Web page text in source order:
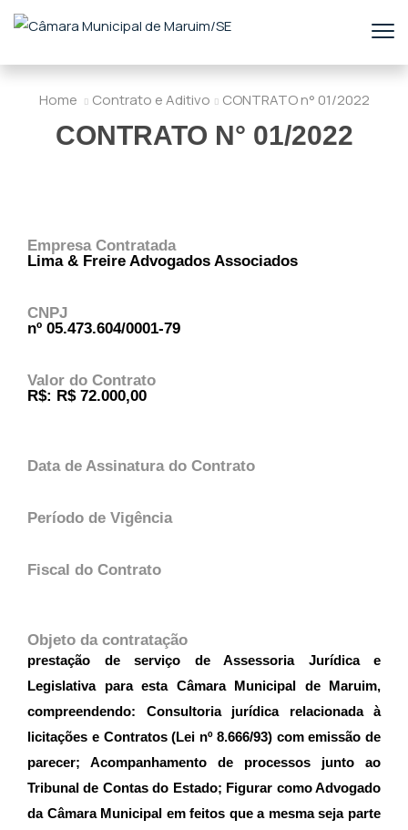
Home Contrato e Aditivo CONTRATO n° 01/2022
CONTRATO N° 01/2022
Empresa Contratada
Lima & Freire Advogados Associados
CNPJ
nº 05.473.604/0001-79
Valor do Contrato
R$: R$ 72.000,00
Data de Assinatura do Contrato
Período de Vigência
Fiscal do Contrato
Objeto da contratação
prestação de serviço de Assessoria Jurídica e
Legislativa para esta Câmara Municipal de Maruim,
compreendendo: Consultoria jurídica relacionada à
licitações e Contratos (Lei nº 8.666/93) com emissão de
parecer; Acompanhamento de processos junto ao
Tribunal de Contas do Estado; Figurar como Advogado
da Câmara Municipal em feitos que a mesma seja parte